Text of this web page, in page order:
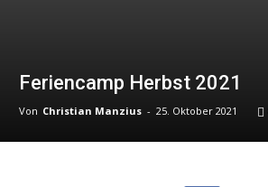
Feriencamp Herbst 2021
Von Christian Manzius - 25. Oktober 2021